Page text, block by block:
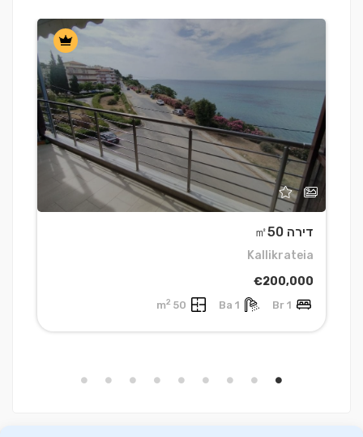
דירה ㎡50
Kallikrateia
€200,000
1 Br
1 Ba
50 m
2